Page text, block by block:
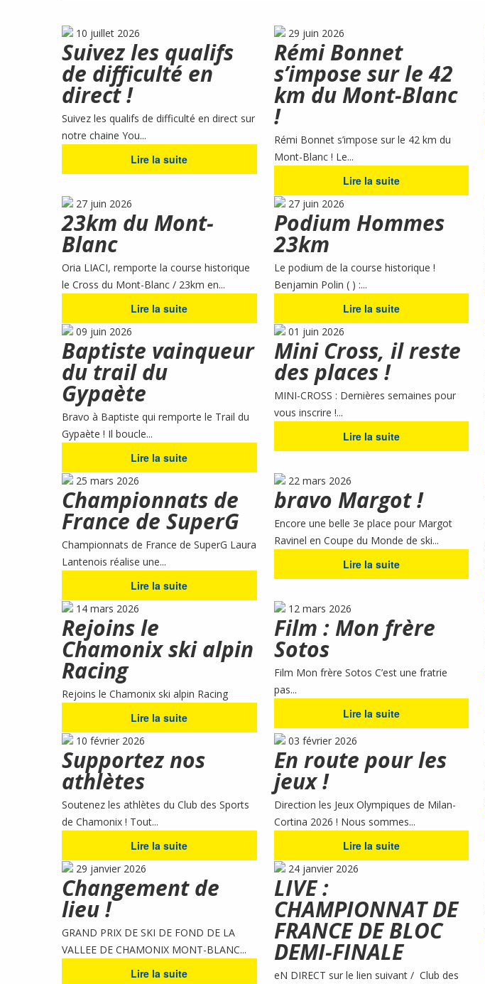
10 juillet 2026
Suivez les qualifs
de difficulté en
direct !
Suivez les qualifs de difficulté en direct sur
notre chaine You...
Lire la suite
29 juin 2026
Rémi Bonnet
s’impose sur le 42
km du Mont-Blanc
!
Rémi Bonnet s’impose sur le 42 km du
Mont-Blanc ! Le...
Lire la suite
27 juin 2026
23km du Mont-
Blanc
Oria LIACI, remporte la course historique
le Cross du Mont-Blanc / 23km en...
Lire la suite
27 juin 2026
Podium Hommes
23km
Le podium de la course historique !
Benjamin Polin ( ) :...
Lire la suite
09 juin 2026
Baptiste vainqueur
du trail du
Gypaète
Bravo à Baptiste qui remporte le Trail du
Gypaète ! Il boucle...
Lire la suite
01 juin 2026
Mini Cross, il reste
des places !
MINI-CROSS : Dernières semaines pour
vous inscrire !...
Lire la suite
25 mars 2026
Championnats de
France de SuperG
Championnats de France de SuperG Laura
Lantenois réalise une...
Lire la suite
22 mars 2026
bravo Margot !
Encore une belle 3e place pour Margot
Ravinel en Coupe du Monde de ski...
Lire la suite
14 mars 2026
Rejoins le
Chamonix ski alpin
Racing
Rejoins le Chamonix ski alpin Racing
Lire la suite
12 mars 2026
Film : Mon frère
Sotos
Film Mon frère Sotos C’est une fratrie
pas...
Lire la suite
10 février 2026
Supportez nos
athlètes
Soutenez les athlètes du Club des Sports
de Chamonix ! Tout...
Lire la suite
03 février 2026
En route pour les
jeux !
Direction les Jeux Olympiques de Milan-
Cortina 2026 ! Nous sommes...
Lire la suite
29 janvier 2026
Changement de
lieu !
GRAND PRIX DE SKI DE FOND DE LA
VALLEE DE CHAMONIX MONT-BLANC...
Lire la suite
24 janvier 2026
LIVE :
CHAMPIONNAT DE
FRANCE DE BLOC
DEMI-FINALE
eN DIRECT sur le lien suivant / Club des